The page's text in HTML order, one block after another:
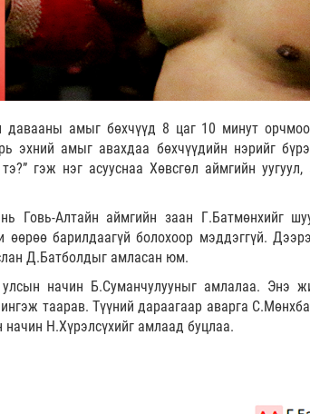
амыг бөхчүүд 8 цаг 10 минут
эхний амыг авахдаа бөхчүүдийн нэрийг
гэж нэг асууснаа Хөвсгөл аймгийн
Говь-Алтайн аймгийн заан Г.Батмөнхийг
өөрөө барилдаагүй болохоор мэддэггүй.
Д.Батболдыг амласан юм.
начин Б.Суманчулууныг амлалаа. Энэ
таарав. Түүний дараагаар аварга
начин Н.Хүрэлсүхийг амлаад буцлаа.